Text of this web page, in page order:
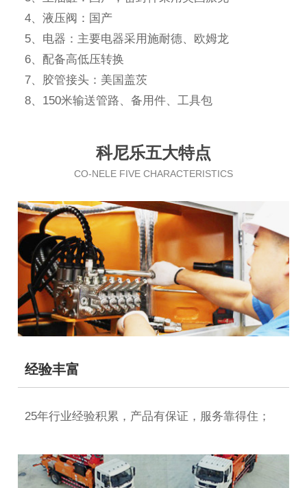
4、液压阀：国产
5、电器：主要电器采用施耐德、欧姆龙
6、配备高低压转换
7、胶管接头：美国盖茨
8、150米输送管路、备用件、工具包
科尼乐五大特点
CO-NELE FIVE CHARACTERISTICS
经验丰富
25年行业经验积累，产品有保证，服务靠得住；